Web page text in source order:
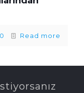
0 Read more